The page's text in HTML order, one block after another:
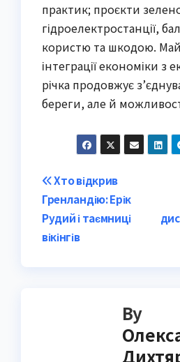
практик; проєкти
гідроелектростанції,
користю та шкодою.
інтеграції економіки з
річка продовжує
береги, але й
Post
navigation
Хто відкрив
Гренландію: Ерік
Рудий і таємниці
вікінгів
By